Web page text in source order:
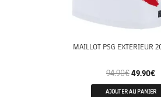
MAILLOT PSG EXTERIEUR
94.90€49.90€
AJOUTER AU PANIER